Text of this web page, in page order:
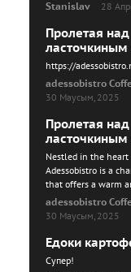
Stanislav
28
Пролетая над
ласточкиным
https://
adessobistro
30 Маусым, 2025
Пролетая над
ласточкиным
Nestled in the heart
Adessobistro is a
that offers a warm
adessobistro
30 Маусым, 2025
Едоки
Cупер!